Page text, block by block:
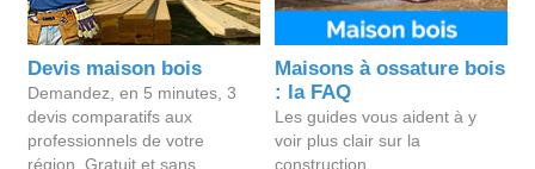
Devis maison bois
Demandez, en 5 minutes, 3
devis comparatifs aux
professionnels de votre
région. Gratuit et sans
Maisons à ossature bois
: la FAQ
Les guides vous aident à y
voir plus clair sur la
construction.